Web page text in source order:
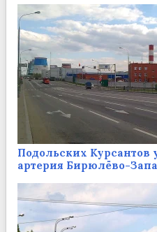
Подольских Курсантов
артерия Бирюлёво-